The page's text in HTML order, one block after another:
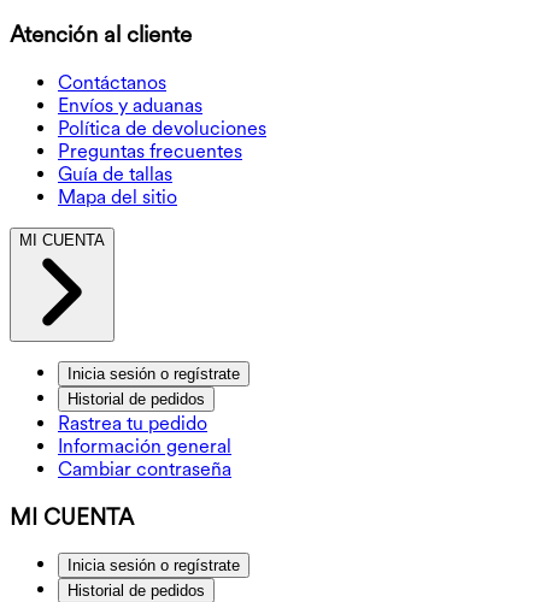
Atención al cliente
Contáctanos
Envíos y aduanas
Política de devoluciones
Preguntas frecuentes
Guía de tallas
Mapa del sitio
MI CUENTA
Inicia sesión o regístrate
Historial de pedidos
Rastrea tu pedido
Información general
Cambiar contraseña
MI CUENTA
Inicia sesión o regístrate
Historial de pedidos